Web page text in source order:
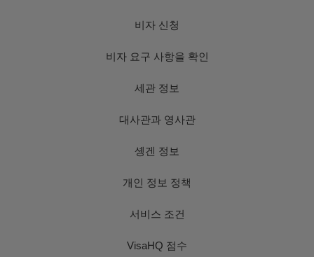
비자 신청
비자 요구 사항을 확인
세관 정보
대사관과 영사관
솅겐 정보
개인 정보 정책
서비스 조건
VisaHQ 점수